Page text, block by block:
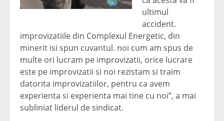
ultimul
accident.
improvizatiile din Complexul Energetic, din
minerit isi spun cuvantul. noi cum am spus de
multe ori lucram pe improvizatii, orice lucrare
este pe improvizatii si noi rezistam si traim
datorita improvizatiilor, pentru ca avem
experienta si experienta mai tine cu noi”, a mai
subliniat liderul de sindicat.